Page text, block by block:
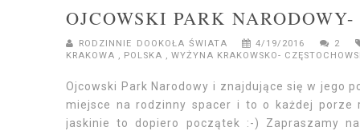
OJCOWSKI PARK
RODZINNIE DOOKOŁA ŚWIATA 4/19/2016
2
KRAKOWA , POLSKA , WYŻYNA KRAKOWSKO-
Ojcowski Park Narodowy i znajdujące się w jego
miejsce na rodzinny spacer i to o każdej porze
jaskinie to dopiero początek :-) Zapraszamy